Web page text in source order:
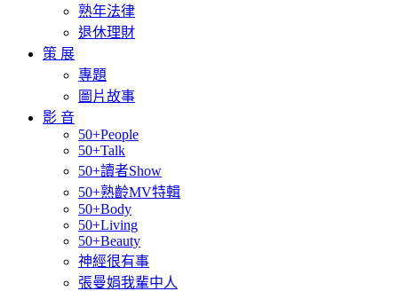
熟年法律
退休理財
策 展
專題
圖片故事
影 音
50+People
50+Talk
50+讀者Show
50+熟齡MV特輯
50+Body
50+Living
50+Beauty
神經很有事
張曼娟我輩中人